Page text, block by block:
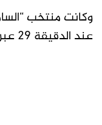
وكانت منتخب
عند الدقيقة 29 عبر اللاعب كايشو سانو.